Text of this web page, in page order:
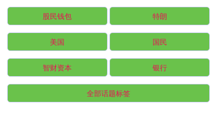
股民钱包 特朗
美国 国民
智财资本 银行
全部话题标签